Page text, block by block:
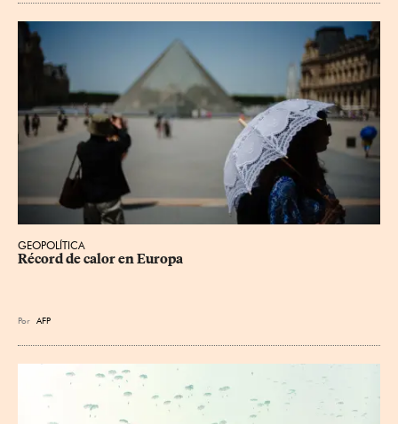
GEOPOLÍTICA
Récord de calor en Europa
Por AFP